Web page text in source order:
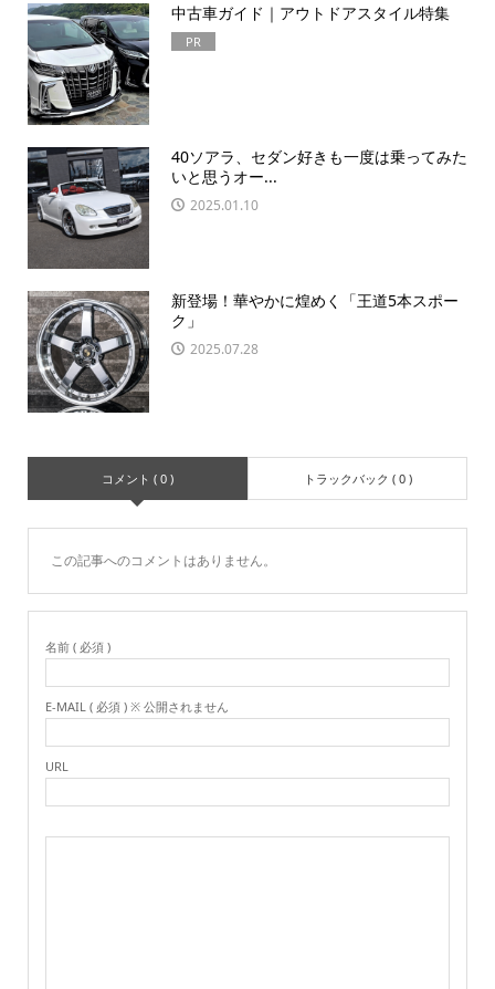
中古車ガイド｜アウトドアスタイル特集
PR
40ソアラ、セダン好きも一度は乗ってみた
いと思うオー...
2025.01.10
新登場！華やかに煌めく「王道5本スポー
ク」
2025.07.28
コメント ( 0 ) トラックバック ( 0 )
この記事へのコメントはありません。
名前 ( 必須 )
E-MAIL ( 必須 ) ※ 公開されません
URL